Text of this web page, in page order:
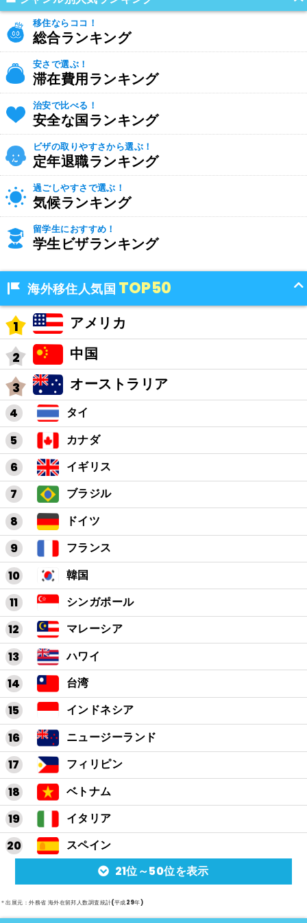
移住ならココ！
総合ランキング
安さで選ぶ！
滞在費用ランキング
治安で比べる！
安全な国ランキング
ビザの取りやすさから選ぶ！
定年退職ランキング
過ごしやすさで選ぶ！
気候ランキング
留学生におすすめ！
学生ビザランキング
海外移住人気国 TOP50
アメリカ
中国
オーストラリア
タイ
カナダ
イギリス
ブラジル
ドイツ
フランス
韓国
シンガポール
マレーシア
ハワイ
台湾
インドネシア
ニュージーランド
フィリピン
ベトナム
イタリア
スペイン
アルゼンチン
メキシコ
21位～50位を表示
＊出展元：外務省 海外在留邦人数調査統計(平成29年)